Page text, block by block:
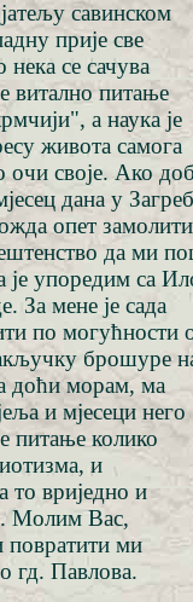
савинском
прије све
нека се сачува
витално питање
а наука је
живота самога
очи своје. Ако
дана у Загреб
опет замолити
да ми
је упоредим са
За мене је сада
по могућности
брошуре
доћи морам, ма
и мјесеци него
питање колико
и
то вриједно и
Молим Вас,
повратити ми
гд. Павлова.